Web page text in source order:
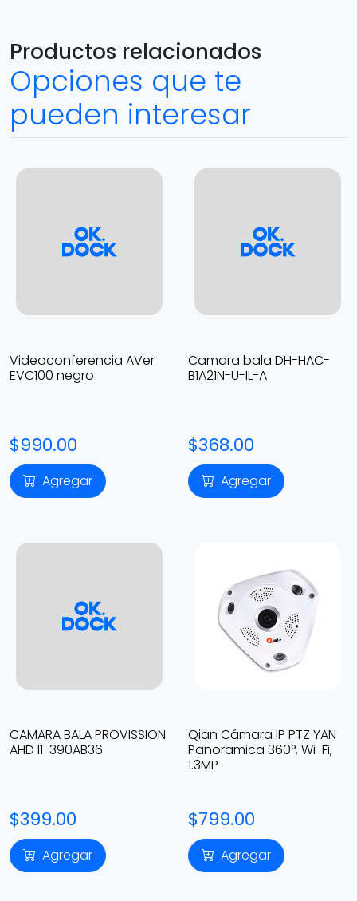
Productos relacionados
Opciones que te
pueden interesar
Videoconferencia AVer
EVC100 negro
$990.00
Agregar
Camara bala DH-HAC-
B1A21N-U-IL-A
$368.00
Agregar
CAMARA BALA PROVISSION
AHD I1-390AB36
$399.00
Agregar
Qian Cámara IP PTZ YAN
Panoramica 360°, Wi-Fi,
1.3MP
$799.00
Agregar